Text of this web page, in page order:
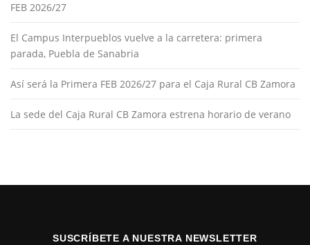
FEB 2026/27
El Campus Interpueblos vuelve a la carretera: primera
parada, Puebla de Sanabria
Así será la Primera FEB 2026/27 para el Caja Rural CB Zamora
La sede del Caja Rural CB Zamora estrena horario de verano
SUSCRÍBETE A NUESTRA NEWSLETTER